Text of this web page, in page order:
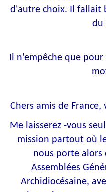
d'autre choix. Il fallait
du
Il n'empêche que
Chers amis de
Me laisserez -vous
mission partout où
nous porte alors
Assemblées
Archidiocésaine,